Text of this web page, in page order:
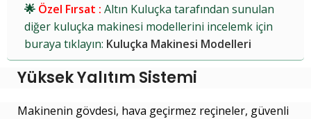
🌟 Özel Fırsat : Altın Kuluçka tarafından sunulan
diğer kuluçka makinesi modellerini incelemk için
buraya tıklayın: Kuluçka Makinesi Modelleri
Yüksek Yalıtım Sistemi
Makinenin gövdesi, hava geçirmez reçineler, güvenli